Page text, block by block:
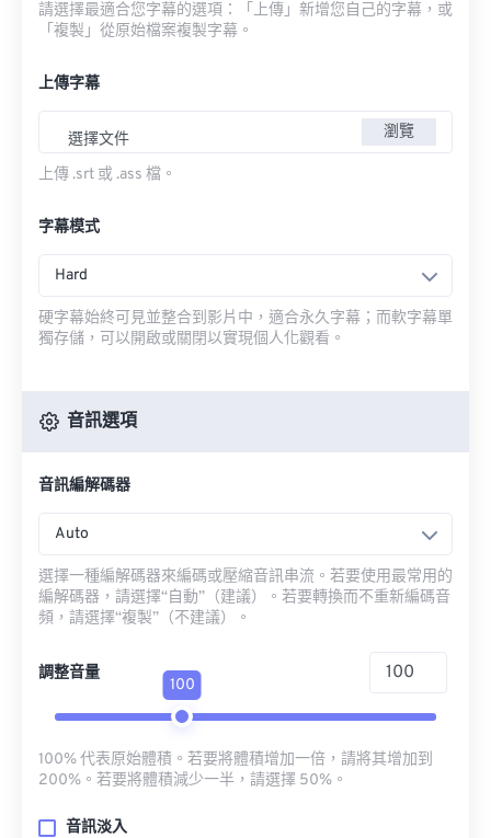
請選擇最適合您字幕的選項：「上傳」新增您自己的字幕，或
「複製」從原始檔案複製字幕。
上傳字幕
選擇文件 瀏覽
上傳 .srt 或 .ass 檔。
字幕模式
Hard
硬字幕始終可見並整合到影片中，適合永久字幕；而軟字幕單
獨存儲，可以開啟或關閉以實現個人化觀看。
音訊選項
音訊編解碼器
Auto
選擇一種編解碼器來編碼或壓縮音訊串流。若要使用最常用的
編解碼器，請選擇“自動”（建議）。若要轉換而不重新編碼音
頻，請選擇“複製”（不建議）。
調整音量
100
100% 代表原始體積。若要將體積增加一倍，請將其增加到
200%。若要將體積減少一半，請選擇 50%。
音訊淡入